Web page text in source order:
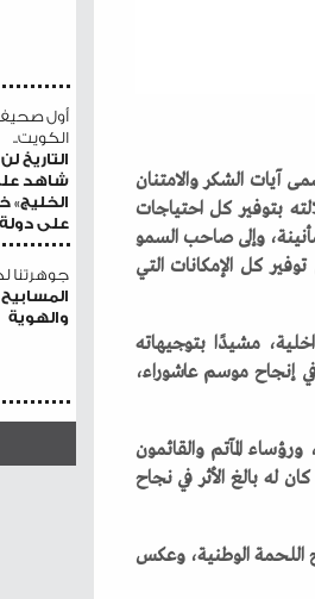
أول
الكويت..
التاريخ
شاهد
الخليج»
على
جوهرتنا
والهوية